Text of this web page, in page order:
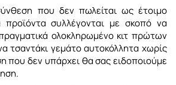
που δεν πωλείται ως έτοιμο
συλλέγονται με σκοπό να
ολοκληρωμένο κιτ πρώτων
τσαντάκι γεμάτο αυτοκόλλητα χωρίς
που δεν υπάρχει θα σας ειδοποιούμε